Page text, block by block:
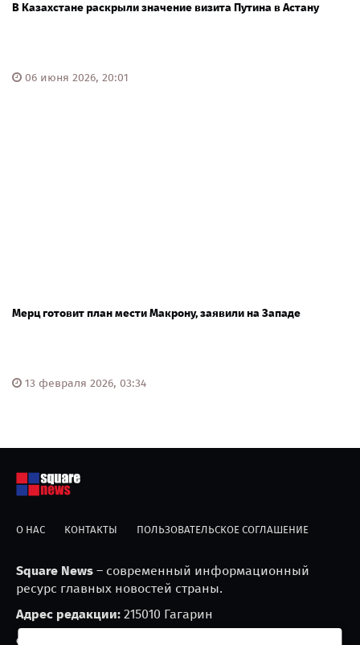
В Казахстане раскрыли значение визита Путина в Астану
06 июня 2026, 20:01
Мерц готовит план мести Макрону, заявили на Западе
13 февраля 2026, 03:34
О НАС КОНТАКТЫ ПОЛЬЗОВАТЕЛЬСКОЕ СОГЛАШЕНИЕ
Square News – современный информационный
ресурс главных новостей страны.
Адрес редакции: 215010 Гагарин
e-mail: